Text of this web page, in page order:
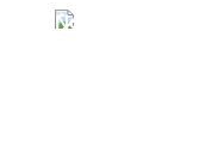
Norddeutschland